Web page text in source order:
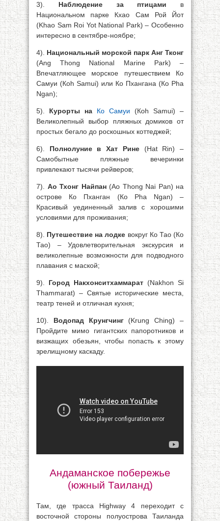
3). Наблюдение за птицами в
Национальном парке Кхао Сам Рой Йот
(Khao Sam Roi Yot National Park) – Особенно
интересно в сентябре-ноябре;
4). Национальный морской парк Анг Тконг
(Ang Thong National Marine Park) –
Впечатляющее морское путешествием Ко
Самуи (Коh Samui) или Ко Пхангана (Ко Pha
Ngan);
5). Курорты на Ко Самуи (Коh Samui) –
Великолепный выбор пляжных домиков от
простых бегало до роскошных коттеджей;
6). Полнолуние в Хат Рине(Hat Rin) –
Самобытные пляжные вечеринки
привлекают тысячи рейверов;
7). Ао Тхонг Найпан(Ао Thong Nai Pan) на
острове Ко Пханган (Ко Pha Ngan) –
Красивый уединенный залив с хорошими
условиями для проживания;
8). Путешествие на лодке вокруг Ко Тао (Ко
Тао) – Удовлетворительная экскурсия и
великолепные возможности для подводного
плавания с маской;
9). Город Накхонситхаммарат (Nakhon Si
Thammarat) – Святые исторические места,
театр теней и отличная кухня;
10). Водопад Крунгчинг(Krung Ching) –
Пройдите мимо гигантских папоротников и
визжащих обезьян, чтобы попасть к этому
зрелищному каскаду.
Андаманское побережье
(южный Таиланд)
Там, где трасса Highway 4 переходит с
восточной стороны полуострова Таиланда